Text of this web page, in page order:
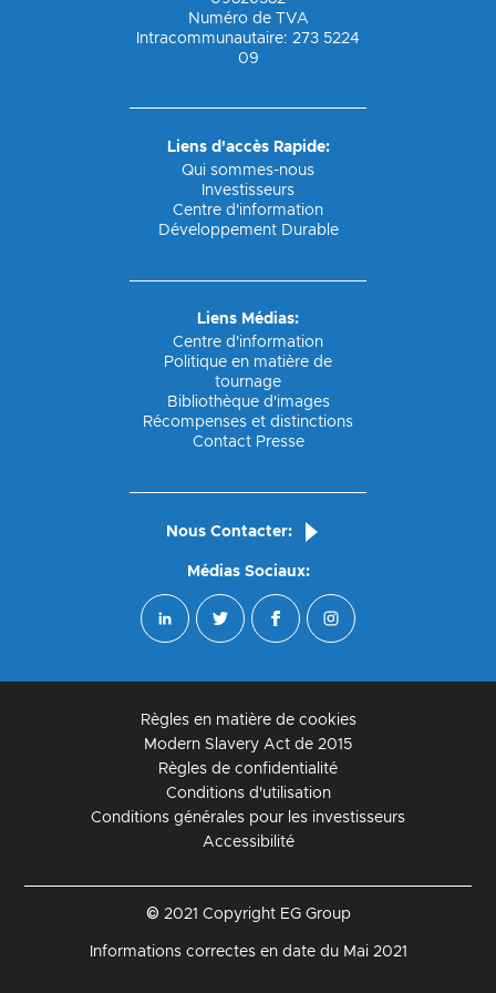
Numéro de TVA
Intracommunautaire: 273 5224
09
Liens d'accès Rapide:
Qui sommes-nous
Investisseurs
Centre d'information
Développement Durable
Liens Médias:
Centre d'information
Politique en matière de
tournage
Bibliothèque d'images
Récompenses et distinctions
Contact Presse
Nous Contacter:
Médias Sociaux:
Règles en matière de cookies
Modern Slavery Act de 2015
Règles de confidentialité
Conditions d'utilisation
Conditions générales pour les investisseurs
Accessibilité
© 2021 Copyright EG Group
Informations correctes en date du Mai 2021